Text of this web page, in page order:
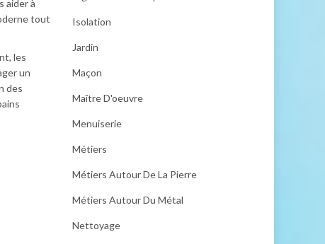
aider à
tout
les
un
des
Isolation
Jardin
Maçon
Maître D'oeuvre
Menuiserie
Métiers
Métiers Autour De La Pierre
Métiers Autour Du Métal
Nettoyage